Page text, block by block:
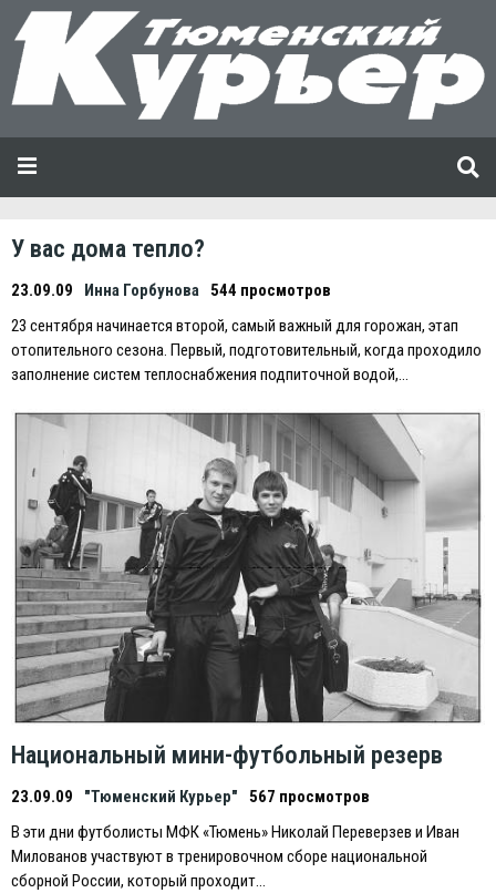
У вас дома тепло?
23.09.09 Инна Горбунова
544 просмотров
23 сентября начинается второй, самый важный для горожан, этап
отопительного сезона. Первый, подготовительный, когда проходило
заполнение систем теплоснабжения подпиточной водой,…
Национальный мини-футбольный резерв
23.09.09 "Тюменский Курьер"
567 просмотров
В эти дни футболисты МФК «Тюмень» Николай Переверзев и Иван
Милованов участвуют в тренировочном сборе национальной
сборной России, который проходит…